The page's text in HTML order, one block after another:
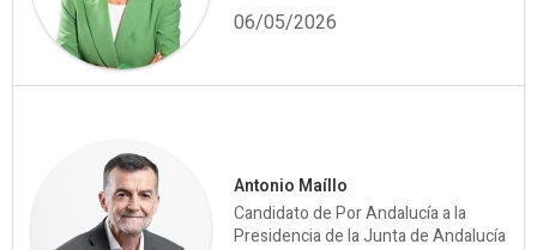
06/05/2026
Antonio Maíllo
Candidato de Por Andalucía a la
Presidencia de la Junta de Andalucía